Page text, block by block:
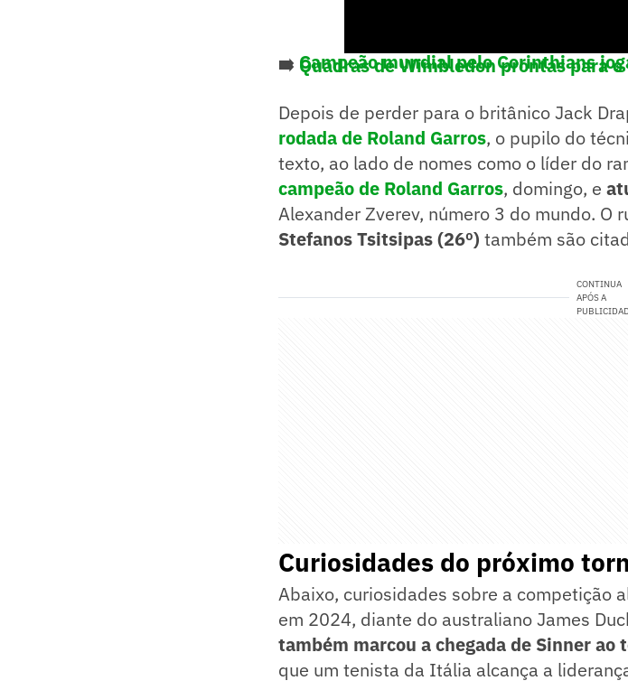
➡️ Quadras de Wimbledon prontas para
➡️ Campeão mundial pelo Corinthians
Depois de perder para o britânico Jack
rodada de Roland Garros, o pupilo do
texto, ao lado de nomes como o líder do
campeão de Roland Garros, domingo, e
Alexander Zverev, número 3 do mundo. O
Stefanos Tsitsipas (26º) também são
CONTINUA
APÓS A
Curiosidades do próximo
Abaixo, curiosidades sobre a competição
em 2024, diante do australiano James
também marcou a chegada de Sinner ao
que um tenista da Itália alcança a